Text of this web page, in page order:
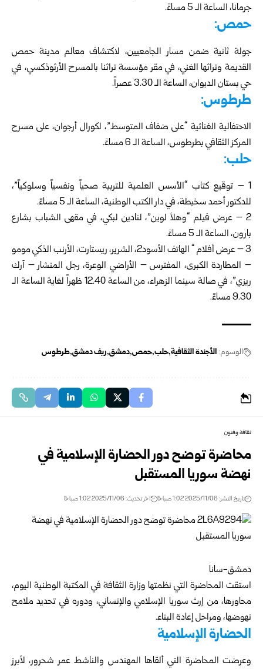
جرمانا، الساعة الـ 5 مساءً.
حمص:
جولة ثانية ضمن مسار الجامعيين، لاكتشاف معالم مدينة حمص
القديمة وتراثها الغني، في مقر مؤسسة تراثنا بالمسرح الأرثوذكسي، في
حي بستان الديوان، الساعة الـ 3.30 عصراً.
طرطوس:
الاحتفالية الغنائية “على ضفاف المتوسط”، لكورال أرجوان، على مسرح
المركز الثقافي بطرطوس، الساعة الـ 6 مساءً.
حلب:
1 – توقيع كتاب “الأسس العلمية للتربية صحياً ونفسياً وسلوكياً”،
للدكتور أحمد سخيطة، في دار الكتب الوطنية، الساعة الـ 5 مساءً.
2 – عرض فيلم “وهلأ لوين”، لنادين لبكي، في مقهى الشباب بشارع
بارون، الساعة الـ 5 مساءً.
3 – عرض أفلام “ الهاتف الأسود2، الشرير، ريستارت، الأرنب الذكي مومو
– المطاردة الكبرى، المفترس – الأراضي الوعرة، رجل المنشار – آرك
ريزي”، في صالة سينما الزهراء، من الساعة 12.40 ظهراً لغاية الساعة الـ
9.30 مساءً.
الوسوم: الأجندة الثقافية حلب حمص دمشق ريف دمشق طرطوس
ثقافة وفنون
محاضرة توضح دور الحضارة الإسلامية في
نهضة سوريا المستقبل
تاريخ النشر: 2025/11/06 1:02 صباحًا اخر تحديث: 2025/11/06 1:02 صباحًا
دمشق-سانا
استقت المحاضرة التي نظمتها وزارة الثقافة في المكتبة الوطنية اليوم،
محاورها، من إرث سوريا الإسلامي والإنساني، ودوره في تحديد ملامح
نهوضها، ومراحل إعادة البناء.
الحضارة الإسلامية
وعرضت المحاضرة التي ألقاها المهندس والناشط عمر شحرور، لأبرز